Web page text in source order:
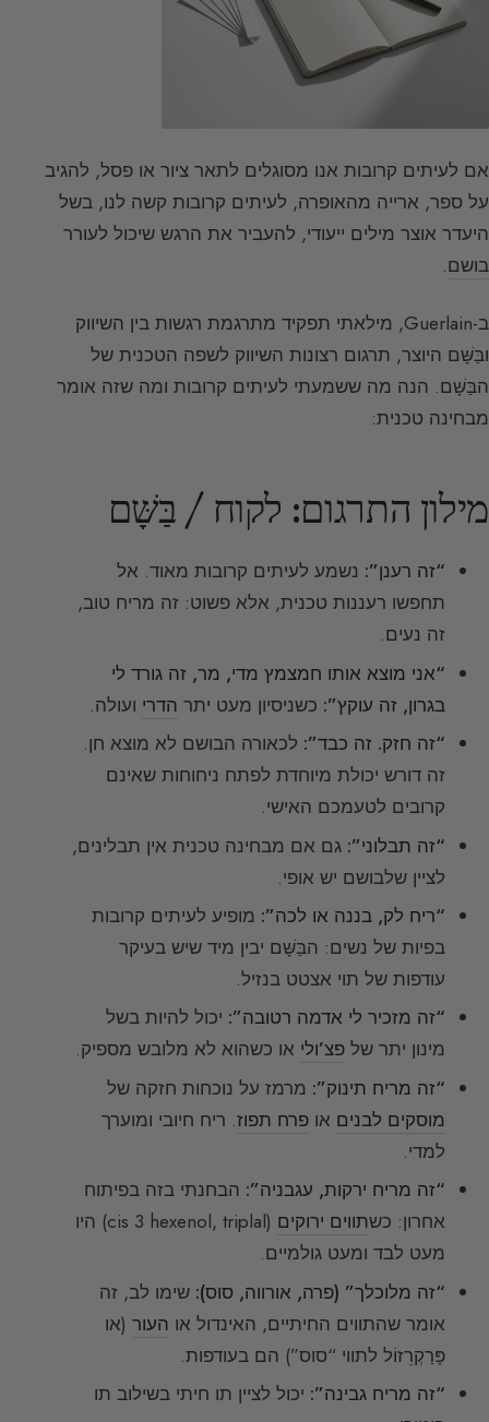
אם לעיתים קרובות אנו מסוגלים לתאר ציור או פסל, להגיב
על ספר, ארייה מהאופרה, לעיתים קרובות קשה לנו, בשל
היעדר אוצר מילים ייעודי, להעביר את הרגש שיכול לעורר
בושם.
ב-Guerlain, מילאתי תפקיד מתרגמת רגשות בין השיווק
ובַּשָּׁם היוצר, תרגום רצונות השיווק לשפה הטכנית של
הבַּשָּׁם. הנה מה ששמעתי לעיתים קרובות ומה שזה אומר
מבחינה טכנית:
מילון התרגום: לקוח / בַּשָּׁם
“זה רענן”: נשמע לעיתים קרובות מאוד. אל
תחפשו רעננות טכנית, אלא פשוט: זה מריח טוב,
זה נעים.
“אני מוצא אותו חמצמץ מדי, מר, זה גורד לי
בגרון, זה עוקץ”: כשניסיון מעט יתר הדרי ועולה.
“זה חזק. זה כבד”: לכאורה הבושם לא מוצא חן.
זה דורש יכולת מיוחדת לפתח ניחוחות שאינם
קרובים לטעמכם האישי.
“זה תבלוני”: גם אם מבחינה טכנית אין תבלינים,
לציין שלבושם יש אופי.
“ריח לק, בננה או לכה”: מופיע לעיתים קרובות
בפיות של נשים: הבַּשָּׁם יבין מיד שיש בעיקר
עודפות של תוי אצטט בנזיל.
“זה מזכיר לי אדמה רטובה”: יכול להיות בשל
מינון יתר של פצ’ולי או כשהוא לא מלובש מספיק.
“זה מריח תינוק”: מרמז על נוכחות חזקה של
מוסקים לבנים או פרח תפוז. ריח חיובי ומוערך
למדי.
“זה מריח ירקות, עגבניה”: הבחנתי בזה בפיתוח
אחרון: כשתווים ירוקים
(cis 3 hexenol, triplal) היו
מעט לבד ומעט גולמיים.
“זה מלוכלך” (פרה, אורווה, סוס): שימו לב, זה
אומר שהתווים החיתיים, האינדול או העור (או
פָּרַקְרֵזוֹל לתווי “סוס”) הם בעודפות.
“זה מריח גבינה”: יכול לציין תו חיתי בשילוב תו